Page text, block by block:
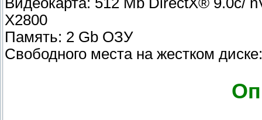
X2800
Память: 2 Gb ОЗУ
Свободного места на жестком